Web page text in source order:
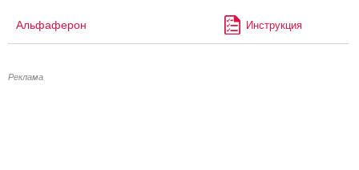
Альфаферон Инструкция
Реклама